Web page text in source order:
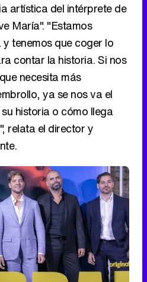
artística del intérprete de
María". "Estamos
tenemos que coger lo
contar la historia. Si nos
necesita más
ya se nos va el
historia o cómo llega
relata el director y